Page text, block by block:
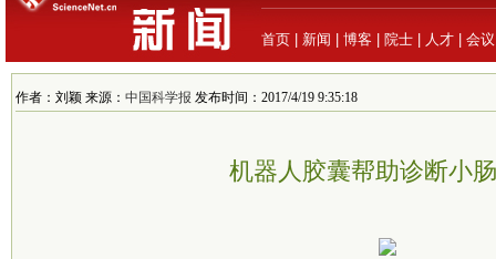
首页 新闻 博客 院士 人才 会议
作者：刘颖 来源： 中国科学报 发布时间：2017/4/19 9:35:18
机器人胶囊帮助诊断小